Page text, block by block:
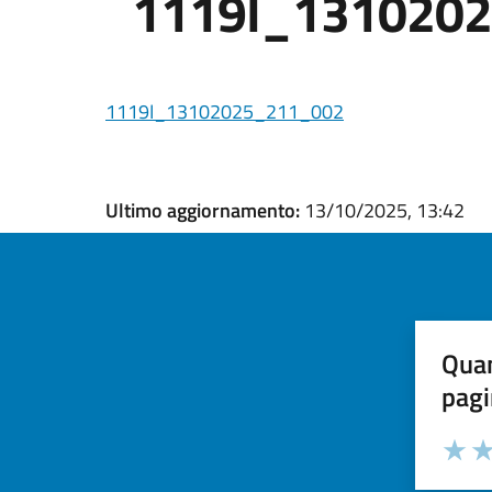
1119I_13102025_211_002
Ultimo aggiornamento: 13/10/2025, 13:42
Valuta